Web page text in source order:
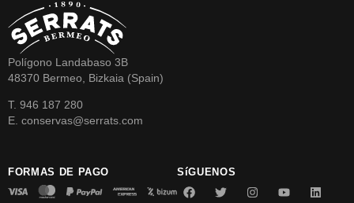
Polígono Landabaso 3B
48370 Bermeo, Bizkaia (Spain)
T. 946 187 280
E. conservas@serrats.com
FORMAS DE PAGO SíGUENOS